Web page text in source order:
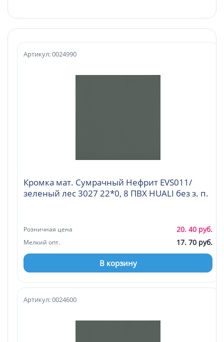
Кромка мат. Сумрачный Нефрит EVS011/
зеленый лес 3027 22*0, 8 ПВХ HUALI без з. п.
Артикул: 0024990
Розничная цена 20. 40 руб.
Мелкий опт. 17. 70 руб.
В корзину
Артикул: 0024600